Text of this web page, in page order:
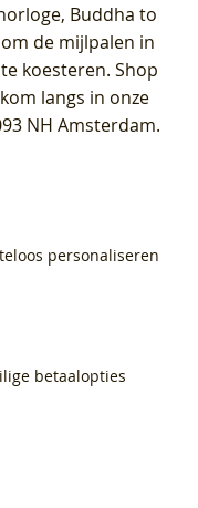
Buddha to
de mijlpalen in
koesteren. Shop
langs in onze
NH Amsterdam.
personaliseren
betaalopties